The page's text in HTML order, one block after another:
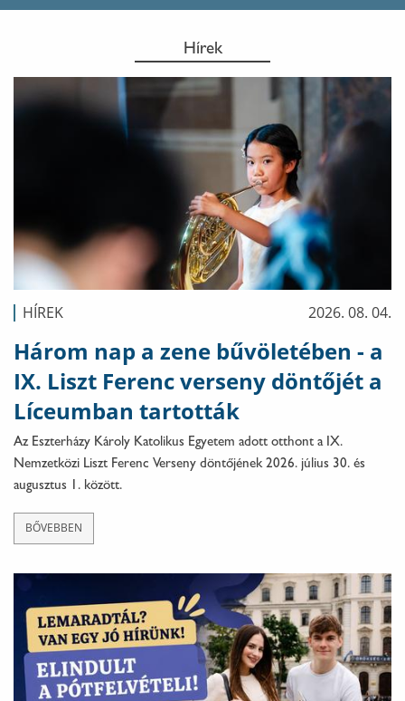
Hírek
HÍREK 2026. 08. 04.
Három nap a zene bűvöletében - a
IX. Liszt Ferenc verseny döntőjét a
Líceumban tartották
Az Eszterházy Károly Katolikus Egyetem adott otthont a IX.
Nemzetközi Liszt Ferenc Verseny döntőjének 2026. július 30. és
augusztus 1. között.
BŐVEBBEN